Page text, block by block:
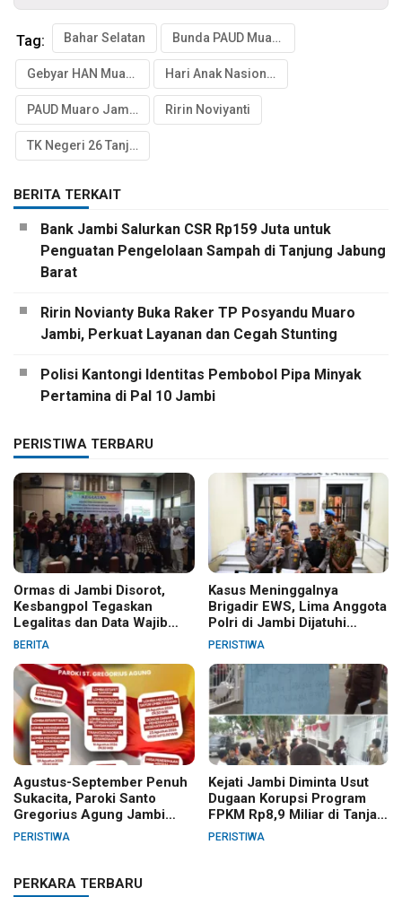
Tag: Bahar Selatan Bunda PAUD Muaro Jambi
Gebyar HAN Muaro Jambi Hari Anak Nasional 2026
PAUD Muaro Jambi Ririn Noviyanti
TK Negeri 26 Tanjung Baru
BERITA TERKAIT
Bank Jambi Salurkan CSR Rp159 Juta untuk
Penguatan Pengelolaan Sampah di Tanjung Jabung
Barat
Ririn Novianty Buka Raker TP Posyandu Muaro
Jambi, Perkuat Layanan dan Cegah Stunting
Polisi Kantongi Identitas Pembobol Pipa Minyak
Pertamina di Pal 10 Jambi
PERISTIWA TERBARU
Ormas di Jambi Disorot,
Kesbangpol Tegaskan
Legalitas dan Data Wajib
Jelas
BERITA
Kasus Meninggalnya
Brigadir EWS, Lima Anggota
Polri di Jambi Dijatuhi
Sanksi PTDH
PERISTIWA
Agustus-September Penuh
Sukacita, Paroki Santo
Gregorius Agung Jambi
Gelar Berbagai Kegiatan
PERISTIWA
Kejati Jambi Diminta Usut
Dugaan Korupsi Program
FPKM Rp8,9 Miliar di Tanjab
Barat
PERISTIWA
PERKARA TERBARU